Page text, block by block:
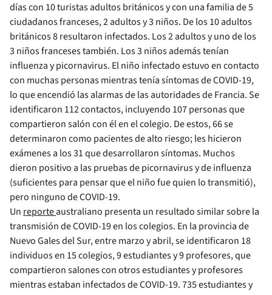
días con 10 turistas adultos británicos y con una familia de 5
ciudadanos franceses, 2 adultos y 3 niños. De los 10 adultos
británicos 8 resultaron infectados. Los 2 adultos y uno de los
3 niños franceses también. Los 3 niños además tenían
influenza y picornavirus. El niño infectado estuvo en contacto
con muchas personas mientras tenía síntomas de COVID-19,
lo que encendió las alarmas de las autoridades de Francia. Se
identificaron 112 contactos, incluyendo 107 personas que
compartieron salón con él en el colegio. De estos, 66 se
determinaron como pacientes de alto riesgo; les hicieron
exámenes a los 31 que desarrollaron síntomas. Muchos
dieron positivo a las pruebas de picornavirus y de influenza
(suficientes para pensar que el niño fue quien lo transmitió),
pero ninguno de COVID-19.
Un reporteaustraliano presenta un resultado similar sobre la
transmisión de COVID-19 en los colegios. En la provincia de
Nuevo Gales del Sur, entre marzo y abril, se identificaron 18
individuos en 15 colegios, 9 estudiantes y 9 profesores, que
compartieron salones con otros estudiantes y profesores
mientras estaban infectados de COVID-19. 735 estudiantes y